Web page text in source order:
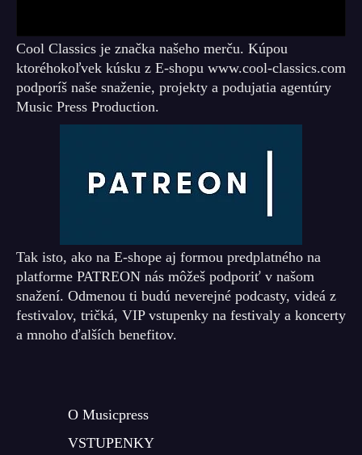
Cool Classics je značka našeho merču. Kúpou
ktoréhokoľvek kúsku z E-shopu www.cool-classics.com
podporíš naše snaženie, projekty a podujatia agentúry
Music Press Production.
Tak isto, ako na E-shope aj formou predplatného na
platforme PATREON nás môžeš podporiť v našom
snažení. Odmenou ti budú neverejné podcasty, videá z
festivalov, tričká, VIP vstupenky na festivaly a koncerty
a mnoho ďalších benefitov.
O Musicpress
VSTUPENKY